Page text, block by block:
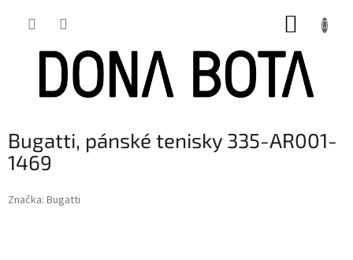
Bugatti, pánské tenisky 335-AR001-
1469
Značka: Bugatti